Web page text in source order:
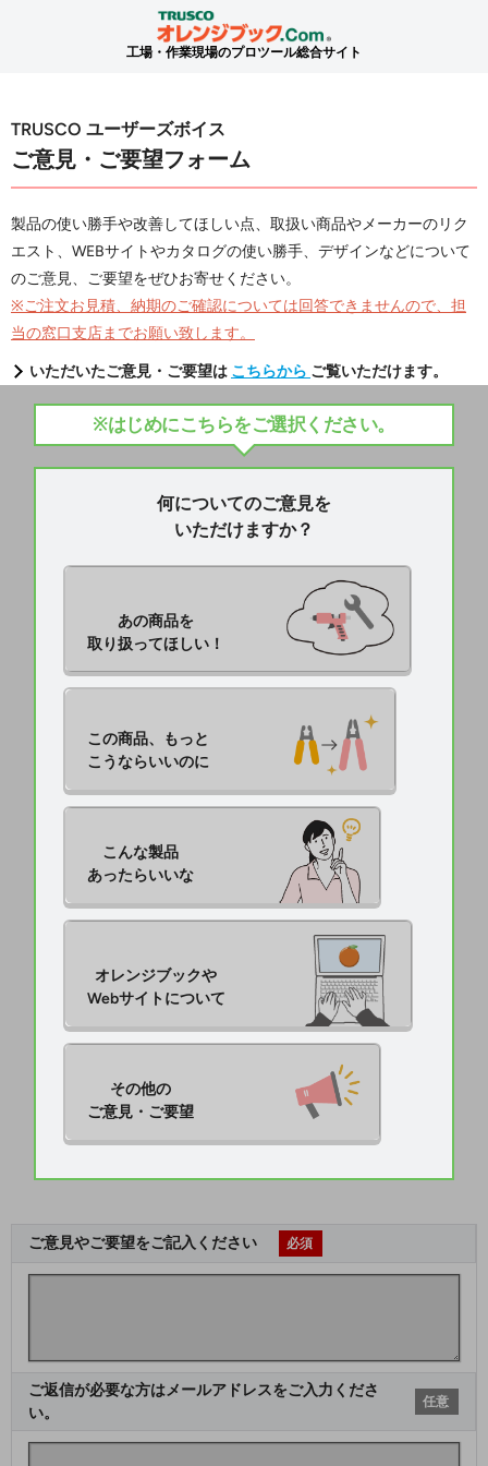
工場・作業現場のプロツール総合サイト
TRUSCO ユーザーズボイス
ご意見・ご要望フォーム
製品の使い勝手や改善してほしい点、取扱い商品やメーカーのリク
エスト、WEBサイトやカタログの使い勝手、デザインなどについて
のご意見、ご要望をぜひお寄せください。
※ご注文お見積、納期のご確認については回答できませんので、担
当の窓口支店までお願い致します。
いただいたご意見・ご要望は こちらから ご覧いただけます。
※はじめにこちらをご選択ください。
何についてのご意見を
いただけますか？
あの商品を
取り扱ってほしい！
この商品、もっと
こうならいいのに
こんな製品
あったらいいな
オレンジブックや
Webサイトについて
その他の
ご意見・ご要望
ご意見やご要望をご記入ください 必須
ご返信が必要な方はメールアドレスをご入力くださ
い。
任意